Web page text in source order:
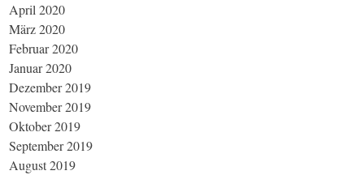
April 2020
März 2020
Februar 2020
Januar 2020
Dezember 2019
November 2019
Oktober 2019
September 2019
August 2019